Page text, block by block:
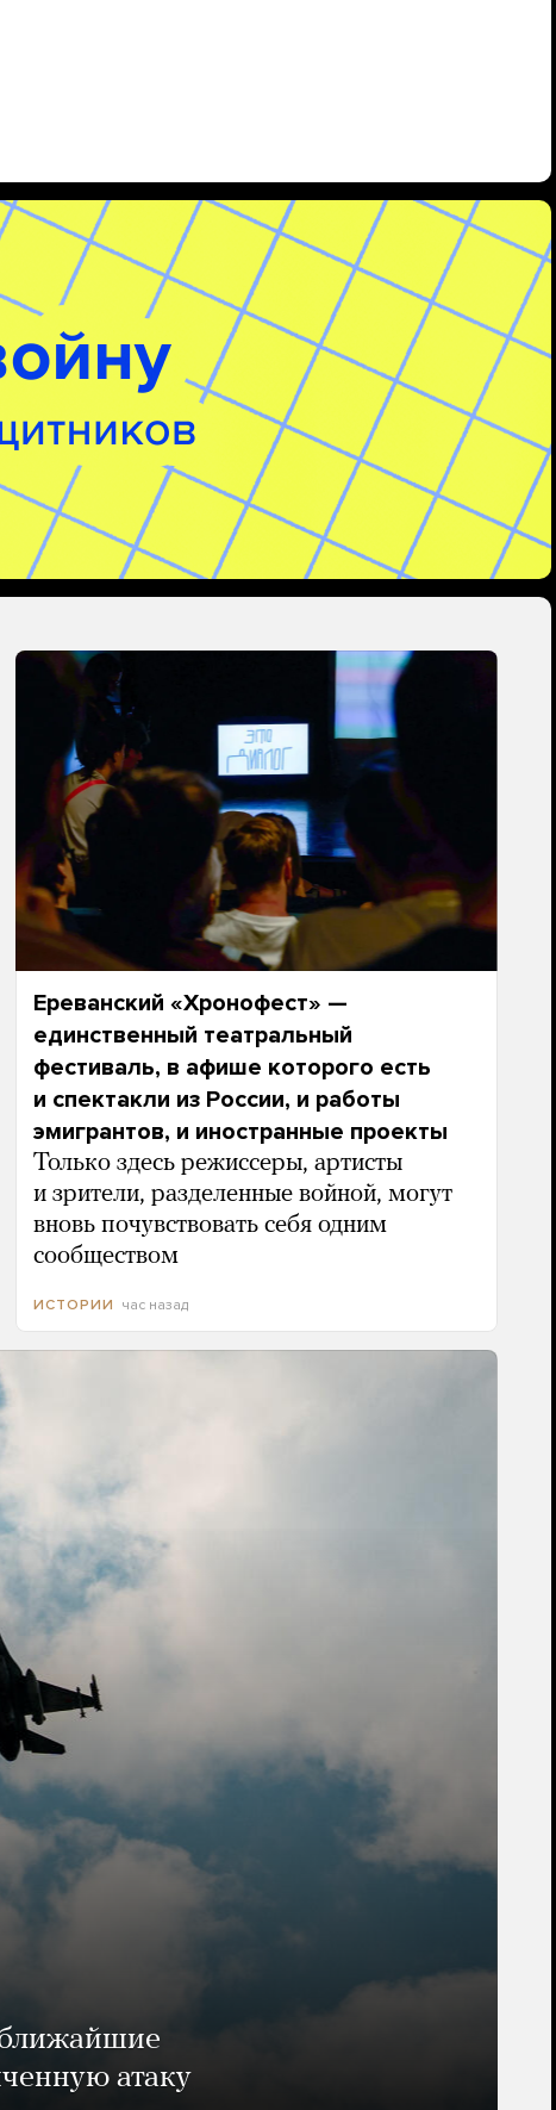
Ереванский «Хронофест» —
единственный театральный
фестиваль, в афише которого есть
и спектакли из России, и работы
эмигрантов, и иностранные проекты
Только здесь режиссеры, артисты
и зрители, разделенные войной, могут
вновь почувствовать себя одним
сообществом
ИСТОРИИ час назад
атаку